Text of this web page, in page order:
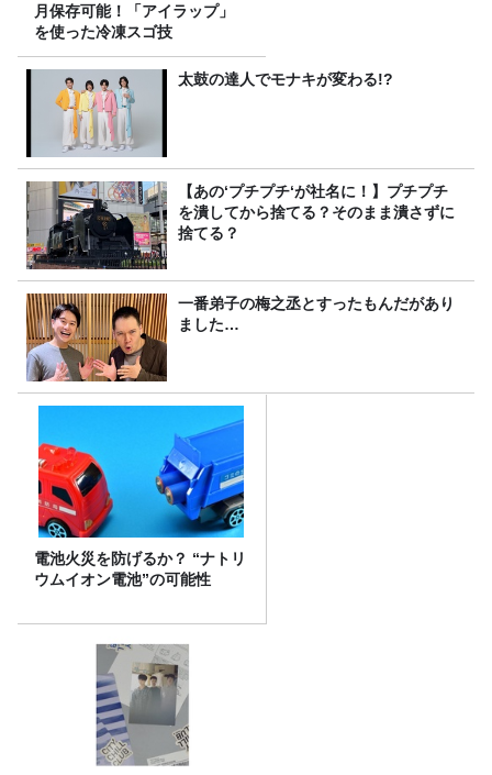
月保存可能！「アイラップ」
を使った冷凍スゴ技
太鼓の達人でモナキが変わる!?
【あの‘プチプチ‘が社名に！】プチプチ
を潰してから捨てる？そのまま潰さずに
捨てる？
一番弟子の梅之丞とすったもんだがあり
ました…
電池火災を防げるか？ “ナトリ
ウムイオン電池”の可能性